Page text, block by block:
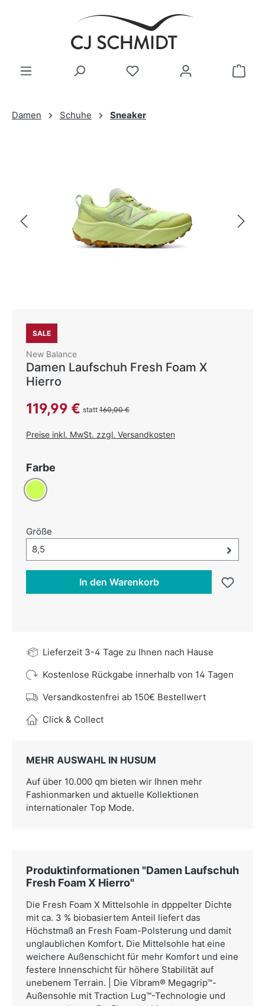
Zum Hauptinhalt springen
Damen Schuhe Sneaker
SALE
New Balance
Damen Laufschuh Fresh Foam X
Hierro
Verkaufspreis:
119,99 € statt 160,00 €
Preise inkl. MwSt. zzgl. Versandkosten
Farbe
Limone
Größe
Größe-Auswahl öffnen, aktuell ausgewählt:
8,5
In den Warenkorb
Lieferzeit 3-4 Tage zu Ihnen nach Hause
Kostenlose Rückgabe innerhalb von 14 Tagen
Versandkostenfrei ab 150€ Bestellwert
Click & Collect
MEHR AUSWAHL IN HUSUM
Auf über 10.000 qm bieten wir Ihnen mehr
Fashionmarken und aktuelle Kollektionen
internationaler Top Mode.
Produktinformationen "Damen Laufschuh
Fresh Foam X Hierro"
Die Fresh Foam X Mittelsohle in dpppelter Dichte
mit ca. 3 % biobasiertem Anteil liefert das
Höchstmaß an Fresh Foam-Polsterung und damit
unglaublichen Komfort. Die Mittelsohle hat eine
weichere Außenschicht für mehr Komfort und eine
festere Innenschicht für höhere Stabilität auf
unebenem Terrain. | Die Vibram® Megagrip™-
Außensohle mit Traction Lug™-Technologie und